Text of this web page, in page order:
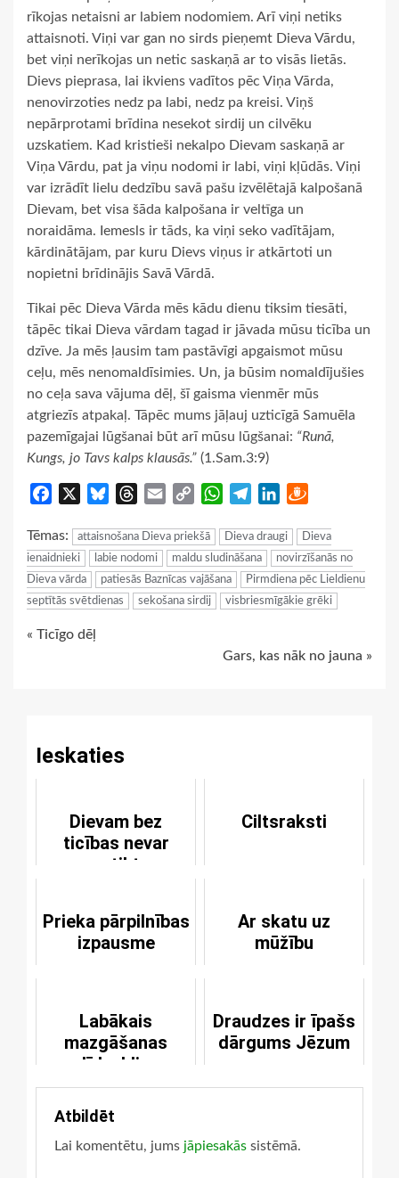
rīkojas netaisni ar labiem nodomiem. Arī viņi netiks
attaisnoti. Viņi var gan no sirds pieņemt Dieva Vārdu,
bet viņi nerīkojas un netic saskaņā ar to visās lietās.
Dievs pieprasa, lai ikviens vadītos pēc Viņa Vārda,
nenovirzoties nedz pa labi, nedz pa kreisi. Viņš
nepārprotami brīdina nesekot sirdij un cilvēku
uzskatiem. Kad kristieši nekalpo Dievam saskaņā ar
Viņa Vārdu, pat ja viņu nodomi ir labi, viņi kļūdās. Viņi
var izrādīt lielu dedzību savā pašu izvēlētajā kalpošanā
Dievam, bet visa šāda kalpošana ir veltīga un
noraidāma. Iemesls ir tāds, ka viņi seko vadītājam,
kārdinātājam, par kuru Dievs viņus ir atkārtoti un
nopietni brīdinājis Savā Vārdā.
Tikai pēc Dieva Vārda mēs kādu dienu tiksim tiesāti,
tāpēc tikai Dieva vārdam tagad ir jāvada mūsu ticība un
dzīve. Ja mēs ļausim tam pastāvīgi apgaismot mūsu
ceļu, mēs nenomaldīsimies. Un, ja būsim nomaldījušies
no ceļa sava vājuma dēļ, šī gaisma vienmēr mūs
atgriezīs atpakaļ. Tāpēc mums jāļauj uzticīgā Samuēla
pazemīgajai lūgšanai būt arī mūsu lūgšanai: “Runā,
Kungs, jo Tavs kalps klausās.” (1.Sam.3:9)
Facebook BlueskyThreads
Email
Copy
WhatsApp
TelegramLinkedIn
Tēmas: attaisnošana Dieva priekšā Dieva draugi
Dieva
ienaidnieki
labie nodomi maldu sludināšana
novirzīšanās no
Dieva vārda
patiesās Baznīcas vajāšana
Pirmdiena pēc Lieldienu
septītās svētdienas
sekošana sirdij visbriesmīgākie grēki
Continue
« Ticīgo dēļ
Gars, kas nāk no jauna »
Ieskaties
Dievam bez
ticības nevar
patikt
Ciltsraksti
Prieka pārpilnības
izpausme
Ar skatu uz
mūžību
Labākais
mazgāšanas
līdzeklis
Draudzes ir īpašs
dārgums Jēzum
Atbildēt
Lai komentētu, jums jāpiesakās sistēmā.